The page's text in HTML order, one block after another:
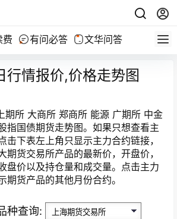
费 有问必答 文华问答
行情报价,价格走势图
期所 大商所 郑商所 能源 广期所 中金
指国债期货走势图。如果只想查看主
击下表左上角只显示主力合约链接，
期货交易所产品的最新价，开盘价，
盘价以及持仓量和成交量。点击主力
期货产品的其他月份合约。
种查询: